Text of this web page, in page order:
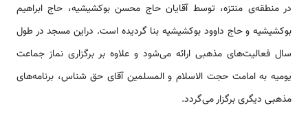
در منطقه‌ی منتزه، توسط آقایان حاج محسن بوکشیشیه، حاج ابراهیم
بوکشیشیه و حاج داوود بوکشیشیه بنا گردیده است. دراین مسجد در طول
سال فعالیت‌های مذهبی ارائه می‌شود و علاوه بر برگزاری نماز جماعت
یومیه به امامت حجت الاسلام و المسلمین آقای حق شناس، برنامه‌های
مذهبی دیگری برگزار می‌گردد.